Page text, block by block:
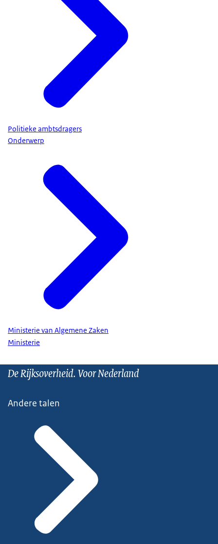
Politieke ambtsdragers
Onderwerp
Ministerie van Algemene Zaken
Ministerie
De Rijksoverheid. Voor Nederland
Andere talen